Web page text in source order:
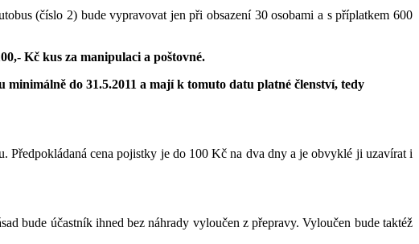
(číslo 2) bude vypravovat jen při obsazení 30 osobami a s příplatkem 600
Kč kus za manipulaci a poštovné.
do 31.5.2011 a mají k tomuto datu platné členství, tedy
Předpokládaná cena pojistky je do 100 Kč na dva dny a je obvyklé ji uzavírat i
bude účastník ihned bez náhrady vyloučen z přepravy. Vyloučen bude taktéž